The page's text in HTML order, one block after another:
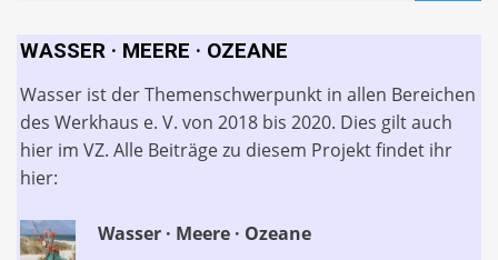
WASSER · MEERE · OZEANE
Wasser ist der Themenschwerpunkt in allen Bereichen
des Werkhaus e. V. von 2018 bis 2020. Dies gilt auch
hier im VZ. Alle Beiträge zu diesem Projekt findet ihr
hier:
Wasser · Meere · Ozeane